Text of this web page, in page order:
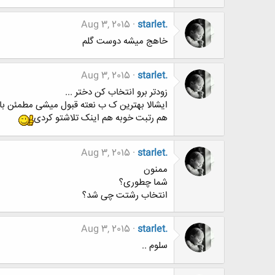
starlet.
Aug 3, 2015
خاهج میشه دوست گلم
starlet.
Aug 3, 2015
زودتر برو انتخاب کن دختر ...
ایشالا بهترین ک ب نعته قبول میشی مطمئن
هم رتبت خوبه هم اینک تلاشتو کردی
starlet.
Aug 3, 2015
ممنون
شما چطوری؟
انتخاب رشتت چی شد؟
starlet.
Aug 3, 2015
سلوم ..